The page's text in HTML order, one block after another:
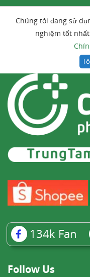
Chúng tôi đang sử
nghiệm tốt
134k Fan
Follow Us